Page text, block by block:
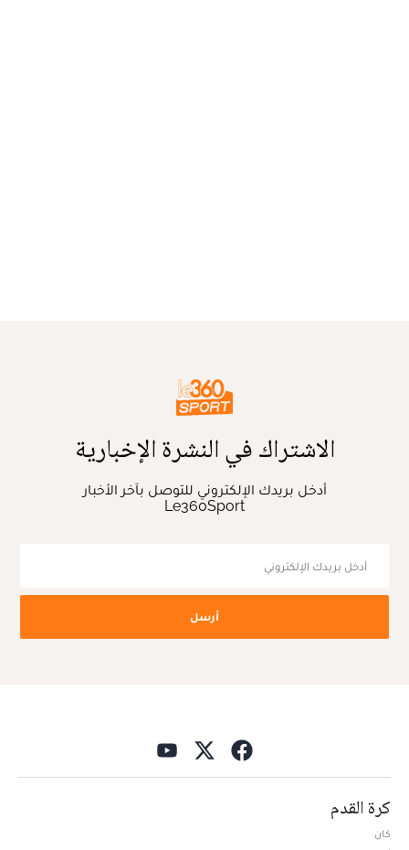
الاشتراك في النشرة الإخبارية
أدخل بريدك الإلكتروني للتوصل بآخر الأخبار
Le360Sport
أرسل
كرة القدم
كان